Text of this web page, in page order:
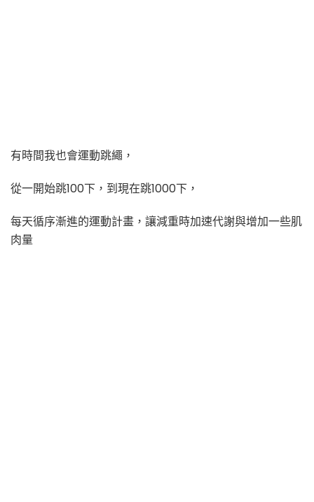
有時間我也會運動跳繩，
從一開始跳100下，到現在跳1000下，
每天循序漸進的運動計畫，讓減重時加速代謝與增加一些肌
肉量